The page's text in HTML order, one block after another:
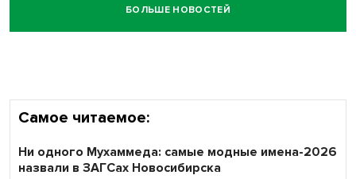
БОЛЬШЕ НОВОСТЕЙ
Самое читаемое:
Ни одного Мухаммеда: самые модные имена-2026
назвали в ЗАГСах Новосибирска